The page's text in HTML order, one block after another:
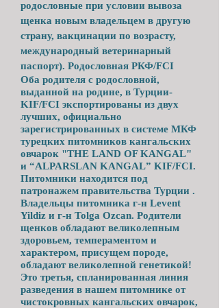
родословные при условии вывоза
щенка новым владельцем в другую
страну, вакцинации по возрасту,
международный ветеринарный
паспорт). Родословная РКФ/FCI
Оба родителя с родословной,
выданной на родине, в Турции-
KIF/FCI экспортированы из двух
лучших, официально
зарегистрированных в системе МКФ
турецких питомников кангальских
овчарок "THE LAND OF KANGAL"
и “ALPARSLAN KANGAL” KIF/FCI.
Питомники находится под
патронажем правительства Турции .
Владельцы питомника г-н Levent
Yildiz и г-н Tolga Ozcan. Родители
щенков обладают великолепным
здоровьем, темпераментом и
характером, присущем породе,
обладают великолепной генетикой!
Это третья, спланированная линия
разведения в нашем питомнике от
чистокровных кангальских овчарок,